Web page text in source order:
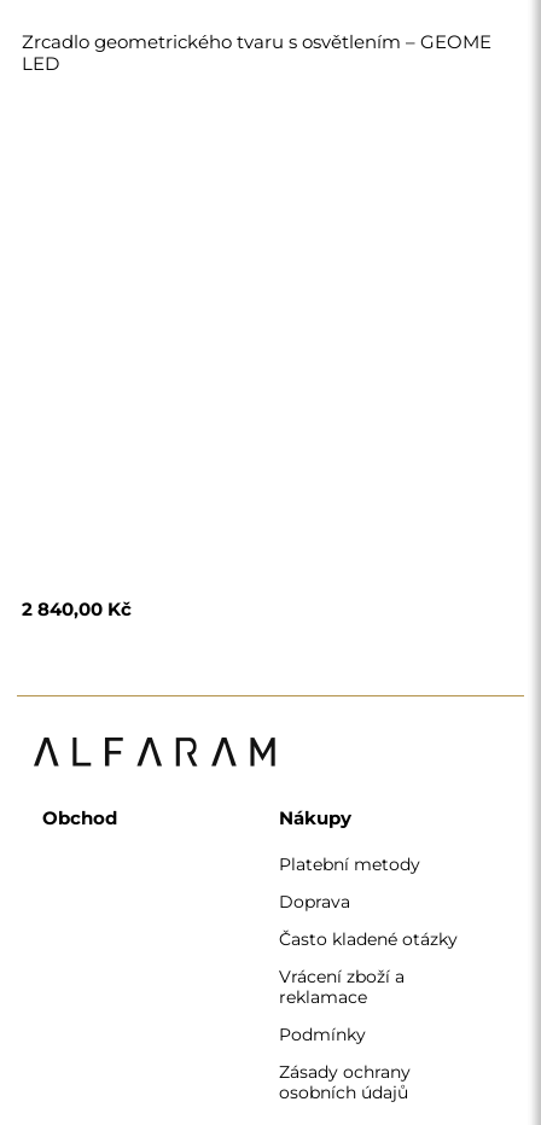
Zrcadlo geometrického tvaru s osvětlením – GEOME
LED
2 840,00 Kč
Obchod Nákupy
Platební metody
Doprava
Často kladené otázky
Vrácení zboží a
reklamace
Podmínky
Zásady ochrany
osobních údajů